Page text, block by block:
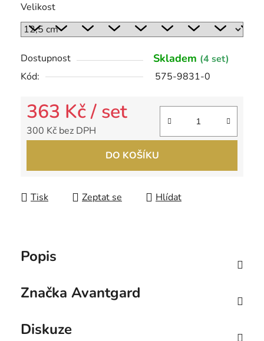
Velikost
Dostupnost Skladem (4 set)
Kód:
575-9831-0
363 Kč/ set
300 Kč bez DPH
DO KOŠÍKU
Tisk Zeptat se Hlídat
Popis
Značka Avantgard
Diskuze